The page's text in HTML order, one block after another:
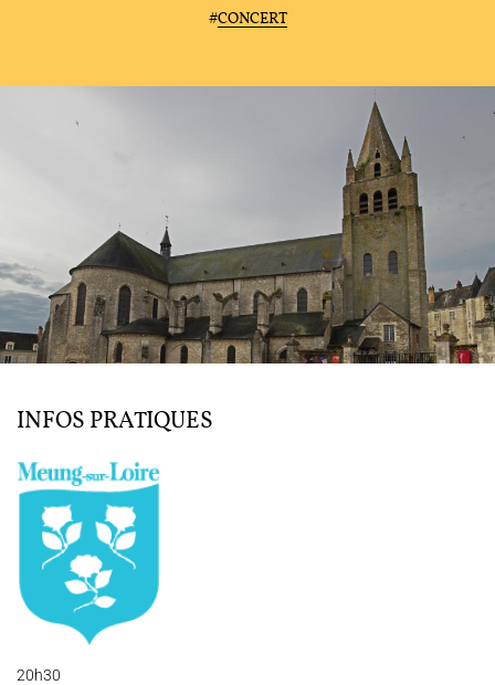
L'ENSEMBLE JACQUES MODERNE
PROGRAMMES
MÉDIATION CULTURELLE
DISCOGRAPHIE
Nous soutenir
Espace Artistes
#CONCERT
INFOS PRATIQUES
20h30